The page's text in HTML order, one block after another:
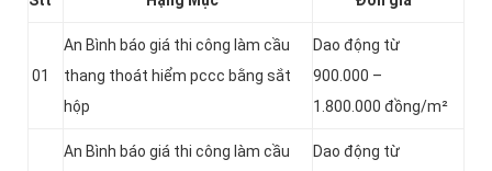
01
An Bình báo giá thi công làm cầu
thang thoát hiểm pccc bằng sắt
hộp
Dao động từ
900.000 –
1.800.000 đồng/m²
An Bình báo giá thi công làm cầu
Dao động từ